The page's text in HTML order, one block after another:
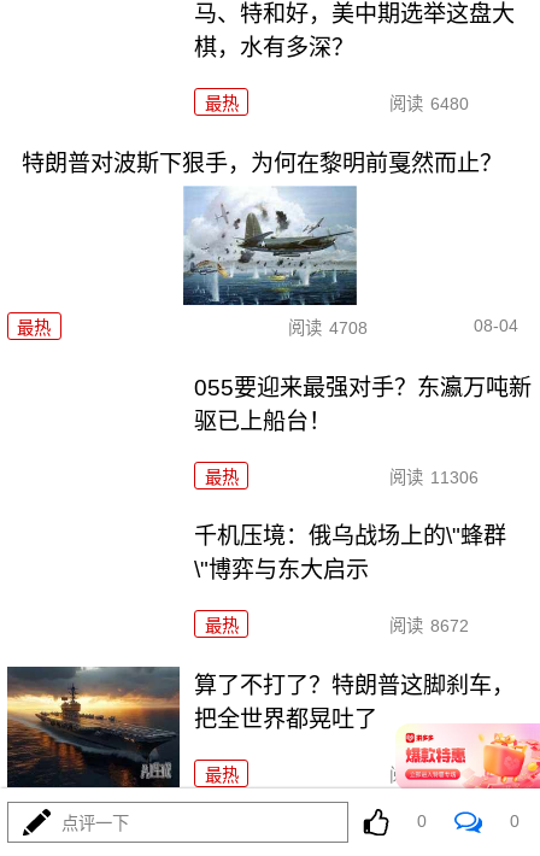
马、特和好，美中期选举这盘大
棋，水有多深？
最热 阅读 6480
特朗普对波斯下狠手，为何在黎明前戛然而止？
最热 阅读 4708 08-04
055要迎来最强对手？东瀛万吨新
驱已上船台！
最热 阅读 11306
千机压境：俄乌战场上的\"蜂群
\"博弈与东大启示
最热 阅读 8672
算了不打了？特朗普这脚刹车，
把全世界都晃吐了
最热 阅读 15946
一张图让印度陷入死寂，五枚金牌背后的终极真相
点评一下 0 0